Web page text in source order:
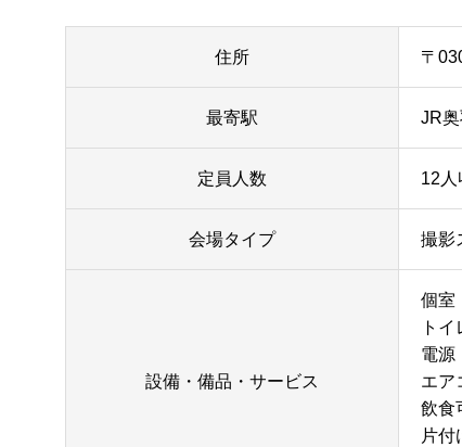
住所 〒
最寄駅 JR
定員人数 12人
会場タイプ 撮影
設備・備品・サービス
個室
トイ
電源
エア
飲食
片付